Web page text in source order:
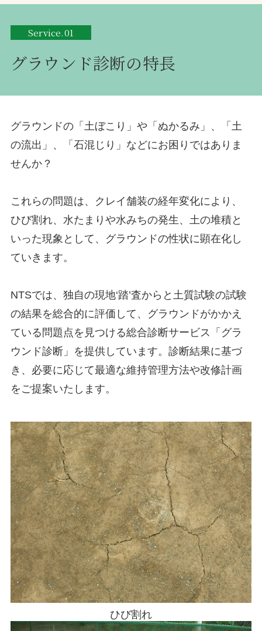
Service.01
グラウンド診断の特長
グラウンドの「土ぼこり」や「ぬかるみ」、「土
の流出」、「石混じり」などにお困りではありま
せんか？
これらの問題は、クレイ舗装の経年変化により、
ひび割れ、水たまりや水みちの発生、土の堆積と
いった現象として、グラウンドの性状に顕在化し
ていきます。
NTSでは、独自の現地‘踏’査からと土質試験の試験
の結果を総合的に評価して、グラウンドがかかえ
ている問題点を見つける総合診断サービス「グラ
ウンド診断」を提供しています。診断結果に基づ
き、必要に応じて最適な維持管理方法や改修計画
をご提案いたします。
ひび割れ